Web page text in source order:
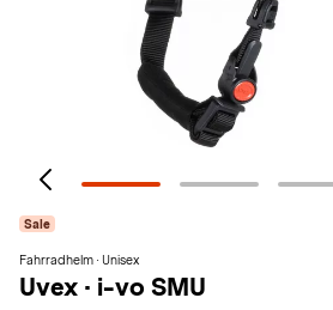
Sale
Fahrradhelm · Unisex
Uvex · i-vo SMU